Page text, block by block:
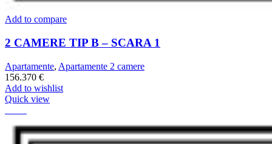
Add to compare
2 CAMERE TIP B – SCARA 1
Apartamente, Apartamente 2 camere
156.370 €
Add to wishlist
Quick view